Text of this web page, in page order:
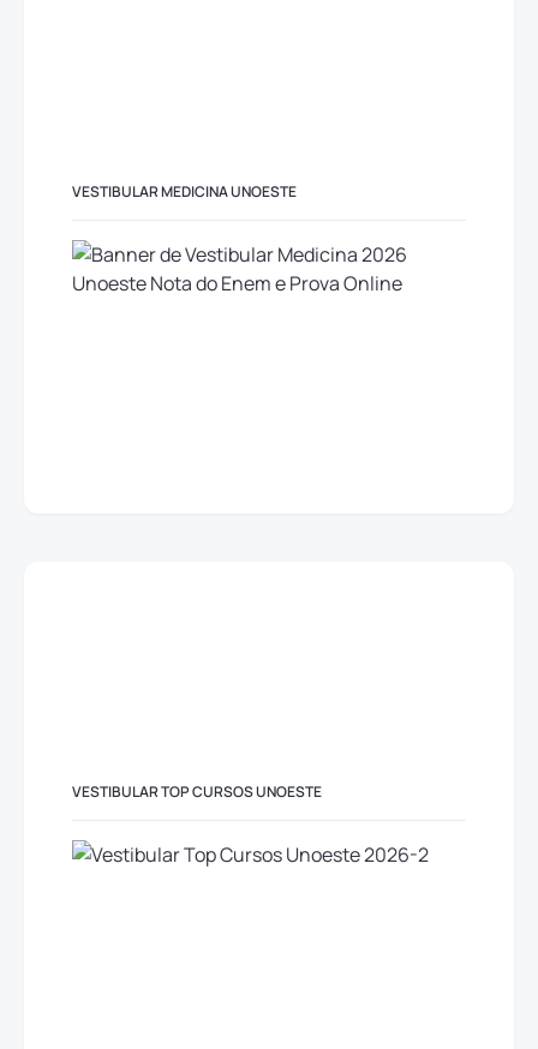
VESTIBULAR MEDICINA UNOESTE
VESTIBULAR TOP CURSOS UNOESTE